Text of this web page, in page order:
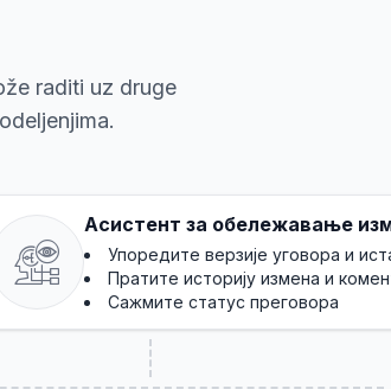
raditi uz druge
Асистент за обележавање
Упоредите верзије уговора и
Пратите историју измена и
Сажмите статус преговора